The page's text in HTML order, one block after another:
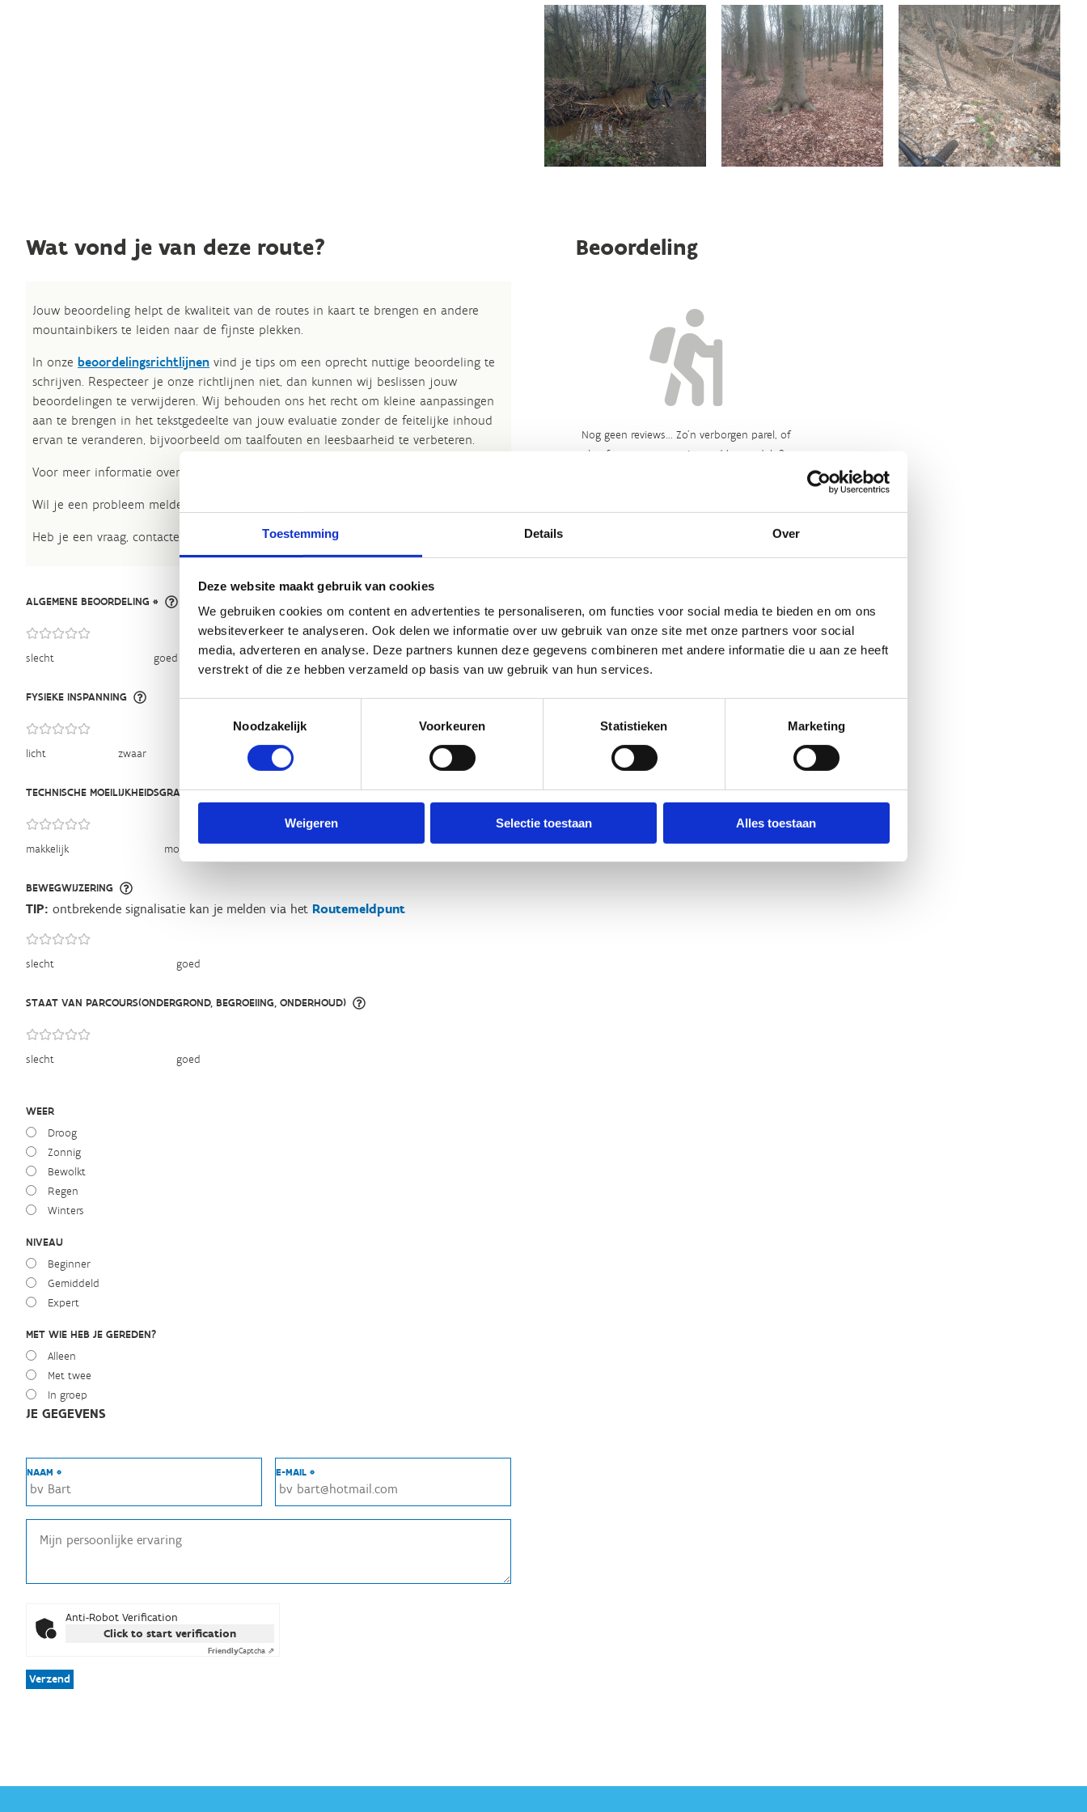
Toestemming Details Over
Deze website maakt gebruik van cookies
We gebruiken cookies om content en advertenties te personaliseren, om functies voor social media te bieden en om ons
websiteverkeer te analyseren. Ook delen we informatie over uw gebruik van onze site met onze partners voor social
media, adverteren en analyse. Deze partners kunnen deze gegevens combineren met andere informatie die u aan ze heeft
verstrekt of die ze hebben verzameld op basis van uw gebruik van hun services.
Noodzakelijk
Voorkeuren Statistieken Marketing
Weigeren Selectie toestaan Alles toestaan
Wat vond je van deze route?
Jouw beoordeling helpt de kwaliteit van de routes in kaart te brengen en andere
mountainbikers te leiden naar de fijnste plekken.
In onze beoordelingsrichtlijnen vind je tips om een oprecht nuttige beoordeling te
schrijven. Respecteer je onze richtlijnen niet, dan kunnen wij beslissen jouw
beoordelingen te verwijderen. Wij behouden ons het recht om kleine aanpassingen
aan te brengen in het tekstgedeelte van jouw evaluatie zonder de feitelijke inhoud
ervan te veranderen, bijvoorbeeld om taalfouten en leesbaarheid te verbeteren.​
Voor meer informatie over onze routestructuren, neem een kijkje bij de
Wil je een probleem melden op een route? Ga dan naar het
Heb je een vraag, contacteer ons via sportievevrijetijd@sport.vlaanderen
ALGEMENE BEOORDELING *
slecht goed
FYSIEKE INSPANNING
licht zwaar
TECHNISCHE MOEILIJKHEIDSGRAAD
makkelijk moeilijk
BEWEGWIJZERING
slecht goed
TIP: ontbrekende signalisatie kan je melden via het Routemeldpunt
STAAT VAN PARCOURS(ONDERGROND, BEGROEIING, ONDERHOUD)
slecht goed
WEER
Droog
Zonnig
Bewolkt
Regen
Winters
NIVEAU
Beginner
Gemiddeld
Expert
MET WIE HEB JE GEREDEN?
Alleen
Met twee
In groep
JE GEGEVENS
NAAM * E-MAIL *
Anti-Robot Verification
Click to start verification
FriendlyCaptcha ⇗
Verzend
Beoordeling
Nog geen reviews... Zo’n verborgen parel, of
heeft gewoon nog niemand ‘m ontdekt?